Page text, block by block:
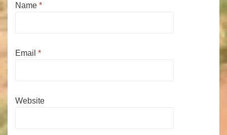
Name *
Email *
Website